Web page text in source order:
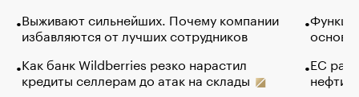
Выживают сильнейших. Почему компании
избавляются от лучших сотрудников
Как банк Wildberries резко нарастил
кредиты селлерам до атак на склады
основ
ЕС
нефти